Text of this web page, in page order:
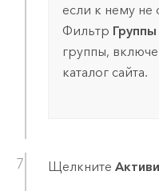
если к нему
Фильтр
группы,
каталог сайта.
Щелкните